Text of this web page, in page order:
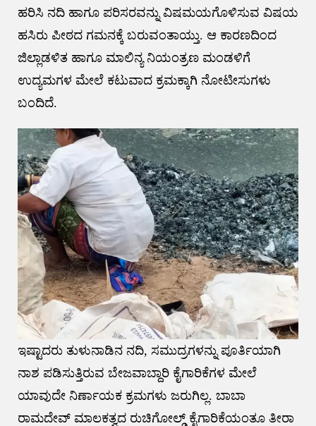
ಹರಿಸಿ ನದಿ ಹಾಗೂ ಪರಿಸರವನ್ನು ವಿಷಮಯಗೊಳಿಸುವ ವಿಷಯ
ಹಸಿರು ಪೀಠದ ಗಮನಕ್ಕೆ ಬರುವಂತಾಯ್ತು. ಆ ಕಾರಣದಿಂದ
ಜಿಲ್ಲಾಡಳಿತ ಹಾಗೂ ಮಾಲಿನ್ಯ ನಿಯಂತ್ರಣ ಮಂಡಳಿಗೆ
ಉದ್ಯಮಗಳ ಮೇಲೆ ಕಟುವಾದ ಕ್ರಮಕ್ಕಾಗಿ ನೋಟೀಸುಗಳು
ಬಂದಿದೆ.
ಇಷ್ಟಾದರು ತುಳುನಾಡಿನ ನದಿ, ಸಮುದ್ರಗಳನ್ನು ಪೂರ್ತಿಯಾಗಿ
ನಾಶ ಪಡಿಸುತ್ತಿರುವ ಬೇಜವಾಬ್ದಾರಿ ಕೈಗಾರಿಕೆಗಳ ಮೇಲೆ
ಯಾವುದೇ ನಿರ್ಣಾಯಕ ಕ್ರಮಗಳು ಜರುಗಿಲ್ಲ. ಬಾಬಾ
ರಾಮದೇವ್ ಮಾಲಕತ್ವದ ರುಚಿಗೋಲ್ಡ್ ಕೈಗಾರಿಕೆಯಂತೂ ತೀರಾ